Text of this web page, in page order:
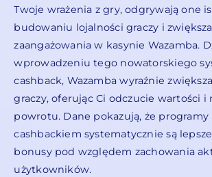
Twoje wrażenia z gry, odgrywają one
budowaniu lojalności graczy i
zaangażowania w kasynie Wazamba.
wprowadzeniu tego nowatorskiego
cashback, Wazamba wyraźnie
graczy, oferując Ci odczucie wartości
powrotu. Dane pokazują, że programy
cashbackiem systematycznie są
bonusy pod względem zachowania
użytkowników.